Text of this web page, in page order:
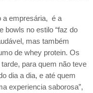
a empresária, é a
bowls no estilo “faz do
mas também
de whey protein. Os
para quem não teve
dia a dia, e até quem
experiencia saborosa”,